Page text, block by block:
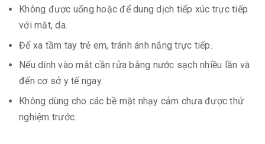
Không được uống hoặc để dung dịch tiếp xúc trực tiếp
với mắt, da.
Để xa tầm tay trẻ em, tránh ánh nắng trực tiếp.
Nếu dính vào mắt cần rửa bằng nước sạch nhiều lần và
đến cơ sở y tế ngay.
Không dùng cho các bề mặt nhạy cảm chưa được thử
nghiệm trước.